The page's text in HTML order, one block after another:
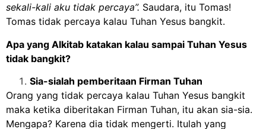
sekali-kali aku tidak percaya”. Saudara, itu Tomas!
Tomas tidak percaya kalau Tuhan Yesus bangkit.
Apa yang Alkitab katakan kalau sampai Tuhan Yesus
tidak bangkit?
Sia-sialah pemberitaan Firman Tuhan
Orang yang tidak percaya kalau Tuhan Yesus bangkit
maka ketika diberitakan Firman Tuhan, itu akan sia-sia.
Mengapa? Karena dia tidak mengerti. Itulah yang